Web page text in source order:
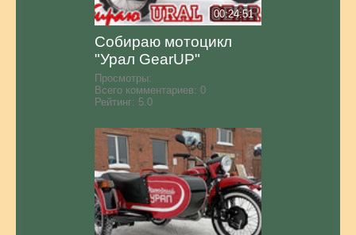
00:24:51
Собираю мотоцикл
"Урал GearUP"
Просмотры:
Всего комментариев: 0
Рейтинг: 5.0